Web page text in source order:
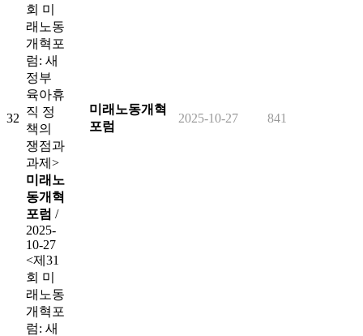
32
회 미
래노동
개혁포
럼: 새
정부
육아휴
직 정
책의
쟁점과
과제>
미래노
동개혁
포럼 /
2025-
10-27
미래노동개혁
포럼
2025-10-27 841
<제31
회 미
래노동
개혁포
럼: 새